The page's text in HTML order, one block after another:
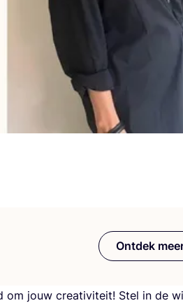
Ontdek
om jouw cre­a­ti­vi­teit! Stel in de